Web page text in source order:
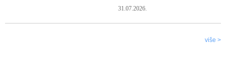
31.07.2026.
više >